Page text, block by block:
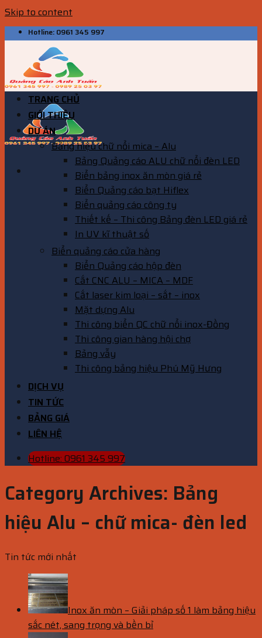
Skip to content
Hotline: 0961 345 997
TRANG CHỦ
GIỚI THIỆU
DỰ ÁN
Bảng hiệu chữ nổi mica – Alu
Bảng Quảng cáo ALU chữ nổi đèn LED
Biển bảng inox ăn mòn giá rẻ
Biển Quảng cáo bạt Hiflex
Biển quảng cáo công ty
Thiết kế – Thi công Bảng đèn LED giá rẻ
In UV kĩ thuật số
Biển quảng cáo cửa hàng
Biển Quảng cáo hộp đèn
Cắt CNC ALU – MICA – MDF
Cắt laser kim loại – sắt – inox
Mặt dựng Alu
Thi công biển QC chữ nổi inox-Đồng
Thi công gian hàng hội chợ
Bảng vẫy
Thi công bảng hiệu Phú Mỹ Hưng
DỊCH VỤ
TIN TỨC
BẢNG GIÁ
LIÊN HỆ
Hotline: 0961 345 997
Category Archives: Bảng
hiệu Alu – chữ mica- đèn led
Tin tức mới nhất
Inox ăn mòn – Giải pháp số 1 làm bảng hiệu
sắc nét, sang trọng và bền bỉ